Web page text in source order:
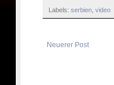
Labels: serbien video
Neuerer Post